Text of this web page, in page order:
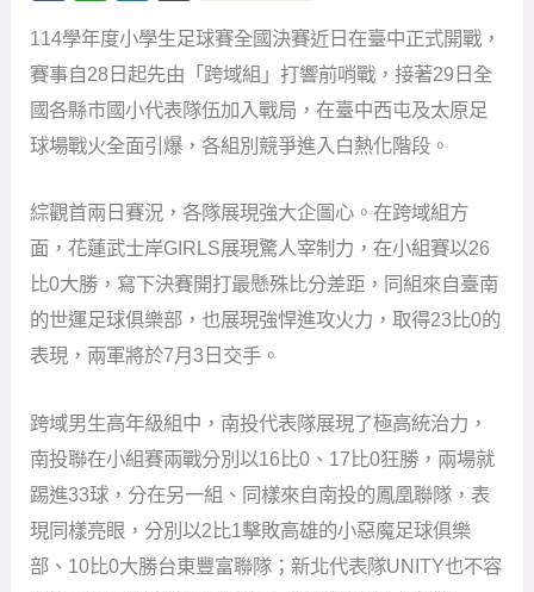
綜觀首兩日賽況，各隊展現強大企圖心。在跨域組方
面，花蓮武士岸GIRLS展現驚人宰制力，在小組賽以26
比0大勝，寫下決賽開打最懸殊比分差距，同組來自臺南
的世運足球俱樂部，也展現強悍進攻火力，取得23比0的
跨域男生高年級組中，南投代表隊展現了極高統治力，
南投聯在小組賽兩戰分別以16比0、17比0狂勝，兩場就
踢進33球，分在另一組、同樣來自南投的鳳凰聯隊，表
現同樣亮眼，分別以2比1擊敗高雄的小惡魔足球俱樂
小覷，有11比0的精彩表現，目前雙雙手握二連勝。